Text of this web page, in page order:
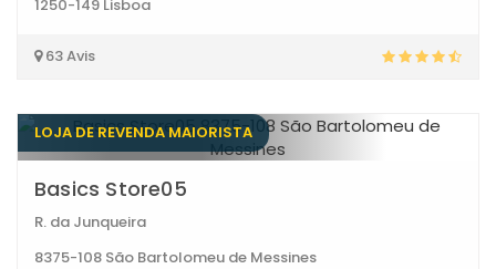
1250-149 Lisboa
63 Avis
LOJA DE REVENDA MAIORISTA
Basics Store05
R. da Junqueira
8375-108 São Bartolomeu de Messines